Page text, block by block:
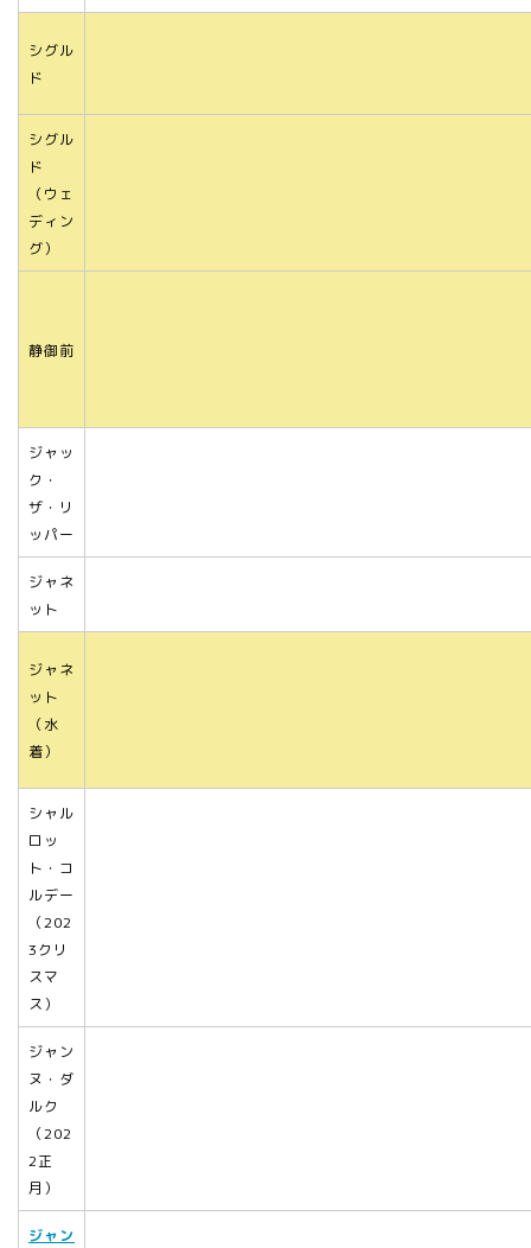
シグル
ド
シグル
ド
（ウェ
ディン
グ）
静御前
ジャッ
ク・
ザ・リ
ッパー
ジャネ
ット
ジャネ
ット
（水
着）
シャル
ロッ
ト・コ
ルデー
（202
3クリ
スマ
ス）
ジャン
ヌ・ダ
ルク
（202
2正
月）
ジャン